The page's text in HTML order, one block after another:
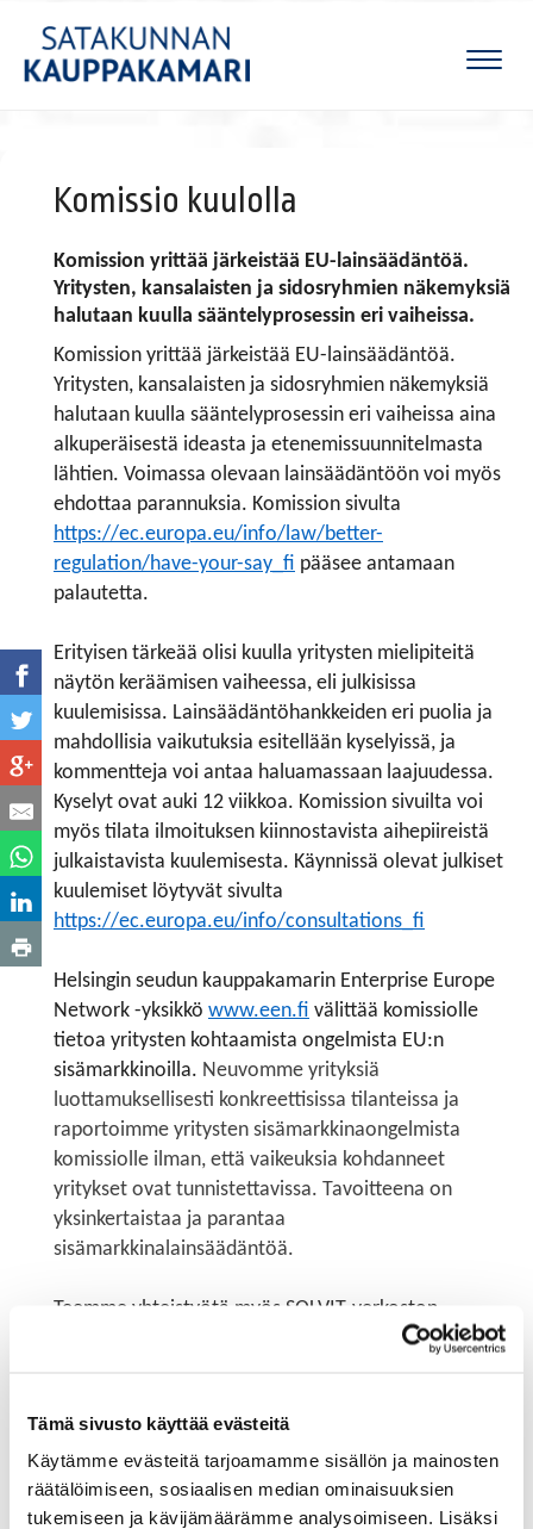
Tämä sivusto käyttää evästeitä
Käytämme evästeitä tarjoamamme sisällön ja mainosten
räätälöimiseen, sosiaalisen median ominaisuuksien
tukemiseen ja kävijämäärämme analysoimiseen. Lisäksi
Komissio kuulolla
Komission yrittää järkeistää EU-lainsäädäntöä.
Yritysten, kansalaisten ja sidosryhmien näkemyksiä
halutaan kuulla sääntelyprosessin eri vaiheissa.
Komission yrittää järkeistää EU-lainsäädäntöä.
Yritysten, kansalaisten ja sidosryhmien näkemyksiä
halutaan kuulla sääntelyprosessin eri vaiheissa aina
alkuperäisestä ideasta ja etenemissuunnitelmasta
lähtien. Voimassa olevaan lainsäädäntöön voi myös
ehdottaa parannuksia. Komission sivulta
https://ec.europa.eu/info/law/better-
regulation/have-your-say_fi pääsee antamaan
palautetta.
Erityisen tärkeää olisi kuulla yritysten mielipiteitä
näytön keräämisen vaiheessa, eli julkisissa
kuulemisissa. Lainsäädäntöhankkeiden eri puolia ja
mahdollisia vaikutuksia esitellään kyselyissä, ja
kommentteja voi antaa haluamassaan laajuudessa.
Kyselyt ovat auki 12 viikkoa. Komission sivuilta voi
myös tilata ilmoituksen kiinnostavista aihepiireistä
julkaistavista kuulemisesta. Käynnissä olevat julkiset
kuulemiset löytyvät sivulta
https://ec.europa.eu/info/consultations_fi
Helsingin seudun kauppakamarin Enterprise Europe
Network -yksikkö www.een.fi välittää komissiolle
tietoa yritysten kohtaamista ongelmista EU:n
sisämarkkinoilla. Neuvomme yrityksiä
luottamuksellisesti konkreettisissa tilanteissa ja
raportoimme yritysten sisämarkkinaongelmista
komissiolle ilman, että vaikeuksia kohdanneet
yritykset ovat tunnistettavissa. Tavoitteena on
yksinkertaistaa ja parantaa
sisämarkkinalainsäädäntöä.
Teemme yhteistyötä myös SOLVIT-verkoston
kanssa, joka toimii Suomessa
ongelmia viranomaisyhteistyössä EU/ETA-alueella,
jos ongelman voidaan epäillä johtuvan
lainsäädännön väärinsoveltamisesta, puutteellisesta
päätöksenteosta tai esimerkiksi EU-lainsäädännön